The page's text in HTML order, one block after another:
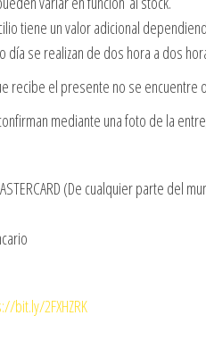
tiene un valor adicional
día se realizan de dos hora a dos
recibe el presente no se
mediante una foto de la
(De cualquier parte del
bit.ly/2FXHZRK